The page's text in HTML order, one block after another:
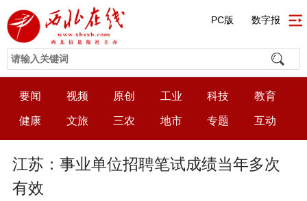
PC版 数字报
要闻 视频 原创 工业 科技 教育
健康 文旅 三农 地市 专题 互动
江苏：事业单位招聘笔试成绩当年多次
有效